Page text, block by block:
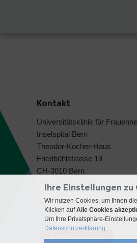
Kontakt
Universitätsklinik für
Inselspital Bern
Theodor-Kocher-Haus
Friedbühlstrasse 19
CH-3010 Bern
+41 31 632 10 10
NOTFALL 24H
Ihre Einstellungen
Wir nutzen Cookies, um Ihnen
Klicken aufAlle Cookies
Um Ihre Privatsphäre-
Datenschutzerklärung.